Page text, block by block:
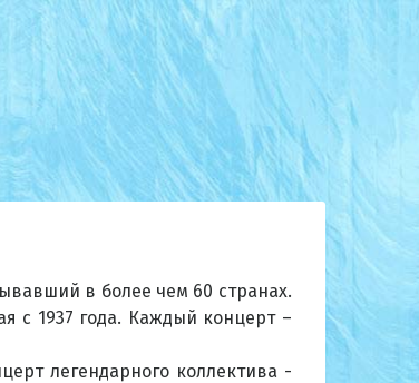
в более чем 60 странах.
с 1937 года. Каждый концерт –
легендарного коллектива -